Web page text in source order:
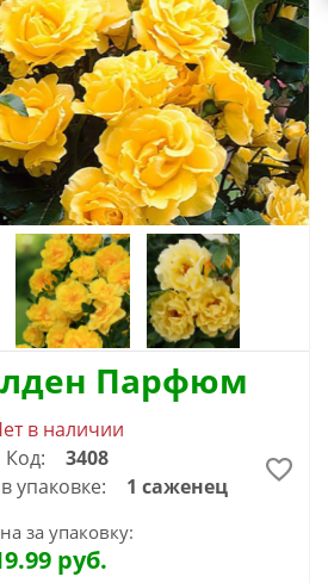
Парфюм
в наличии
Код:
3408
упаковке:
1 саженец
за упаковку:
руб.